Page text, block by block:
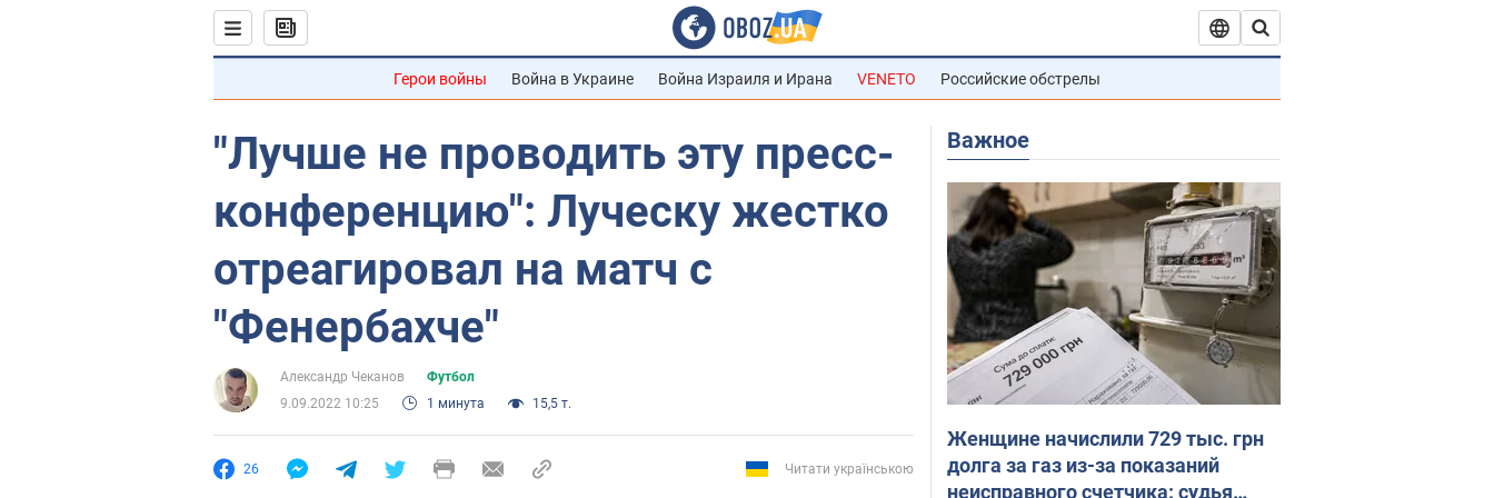
Герои войны Война в Украине Война Израиля и Ирана VENETO Российские обстрелы
"Лучше не проводить эту пресс-
конференцию": Луческу жестко
отреагировал на матч с
"Фенербахче"
Александр Чеканов
Футбол
9.09.2022 10:25
1 минута 15,5 т.
26 Читати українською
Важное
Женщине начислили 729 тыс. грн
долга за газ из-за показаний
неисправного счетчика: судья